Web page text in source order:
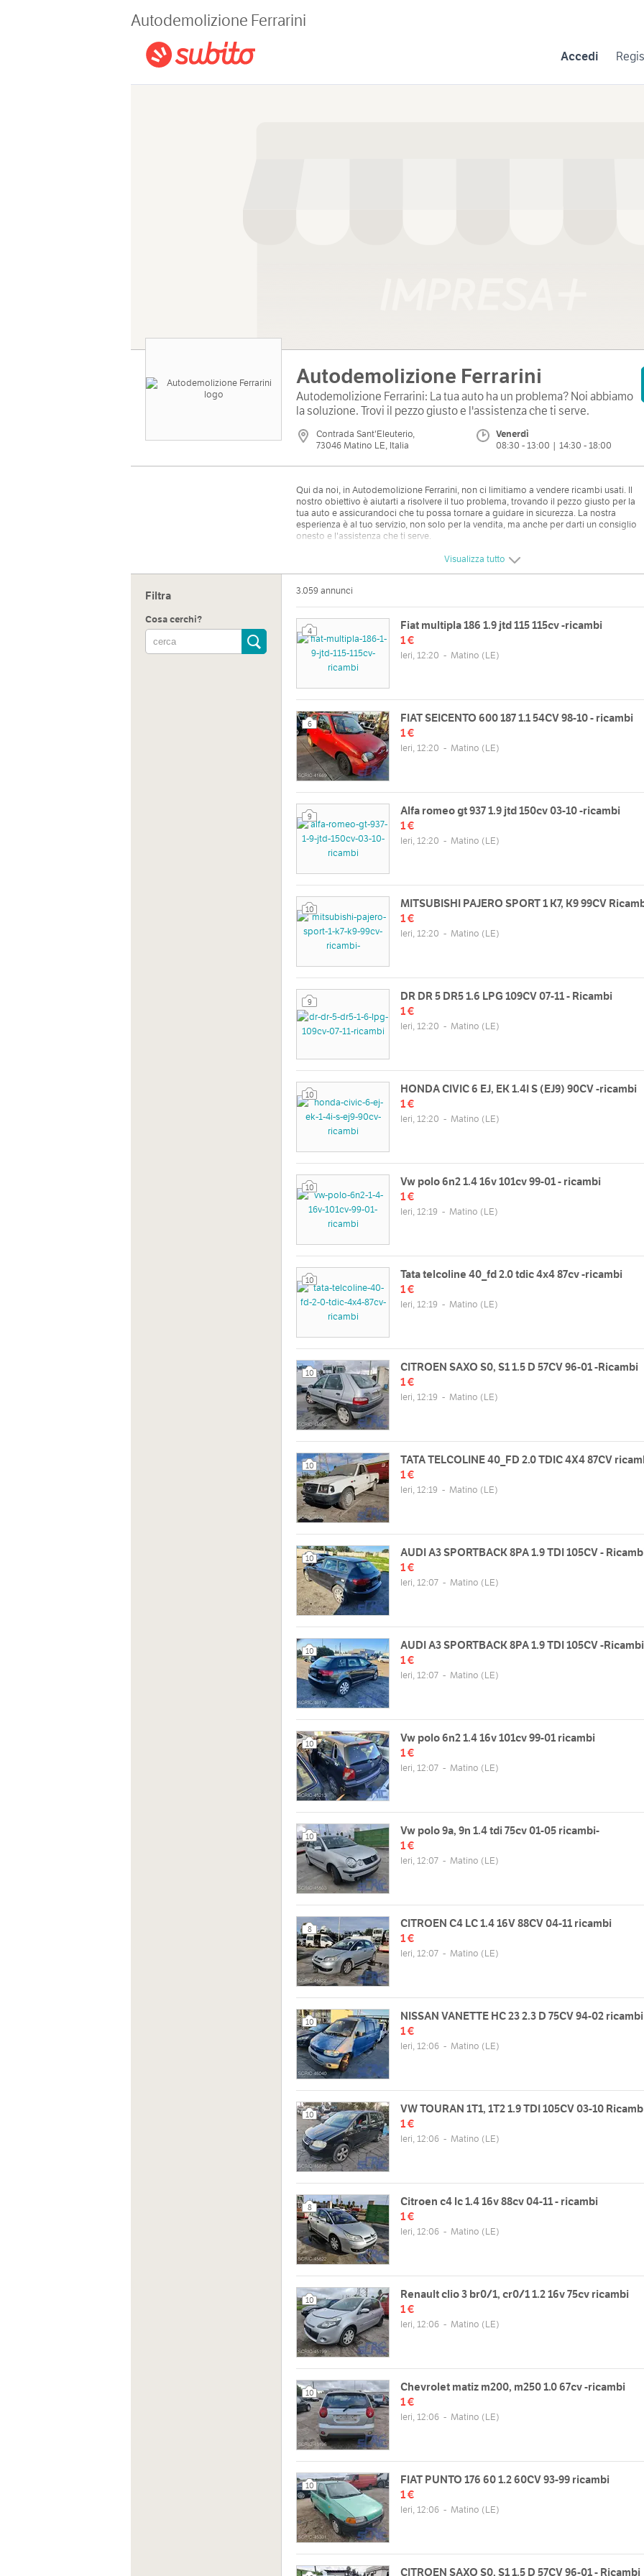
Magazine
Accedi
Autodemolizione Ferrarini
Autodemolizione Ferrarini
Autodemolizione Ferrarini: La tua auto ha un problema? Noi abbiamo
la soluzione. Trovi il pezzo giusto e l'assistenza che ti serve.
Contrada Sant'Eleuterio,
73046 Matino LE, Italia
Venerdì
08:30 - 13:00 | 14:30 - 18:00
Qui da noi, in Autodemolizione Ferrarini, non ci limitiamo a vendere ricambi usati. Il
nostro obiettivo è aiutarti a risolvere il tuo problema, trovando il pezzo giusto per la
tua auto e assicurandoci che tu possa tornare a guidare in sicurezza. La nostra
esperienza è al tuo servizio, non solo per la vendita, ma anche per darti un consiglio
onesto e l'assistenza che ti serve.
In più, scegliendo un ricambio usato, fai un favore anche all'ambiente! Offriamo
Indirizzo
Contrada Sant'Eleuterio, 73046 Matino
LE, Italia
Sito web
https://www.scric.it/
Orari
Lun
Ven
08:30 - 13:00 | 14:30 - 18:00
Sab
Visualizza tutto
Filtra
Cosa cerchi?
3.059 annunci
4
Fiat multipla 186 1.9 jtd 115 115cv -ricambi
1 €
Ieri, 12:20 - Matino (LE)
6
FIAT SEICENTO 600 187 1.1 54CV 98-10 - ricambi
1 €
Ieri, 12:20 - Matino (LE)
9
Alfa romeo gt 937 1.9 jtd 150cv 03-10 -ricambi
1 €
Ieri, 12:20 - Matino (LE)
10
MITSUBISHI PAJERO SPORT 1 K7, K9 99CV
1 €
Ieri, 12:20 - Matino (LE)
9
DR DR 5 DR5 1.6 LPG 109CV 07-11 - Ricambi
1 €
Ieri, 12:20 - Matino (LE)
10
HONDA CIVIC 6 EJ, EK 1.4I S (EJ9) 90CV -ricambi
1 €
Ieri, 12:20 - Matino (LE)
10
Vw polo 6n2 1.4 16v 101cv 99-01 - ricambi
1 €
Ieri, 12:19 - Matino (LE)
10
Tata telcoline 40_fd 2.0 tdic 4x4 87cv -ricambi
1 €
Ieri, 12:19 - Matino (LE)
10
CITROEN SAXO S0, S1 1.5 D 57CV 96-01 -Ricambi
1 €
Ieri, 12:19 - Matino (LE)
10
TATA TELCOLINE 40_FD 2.0 TDIC 4X4 87CV
1 €
Ieri, 12:19 - Matino (LE)
10
AUDI A3 SPORTBACK 8PA 1.9 TDI 105CV -
1 €
Ieri, 12:07 - Matino (LE)
10
AUDI A3 SPORTBACK 8PA 1.9 TDI 105CV -Ricambi
1 €
Ieri, 12:07 - Matino (LE)
10
Vw polo 6n2 1.4 16v 101cv 99-01 ricambi
1 €
Ieri, 12:07 - Matino (LE)
10
Vw polo 9a, 9n 1.4 tdi 75cv 01-05 ricambi-
1 €
Ieri, 12:07 - Matino (LE)
8
CITROEN C4 LC 1.4 16V 88CV 04-11 ricambi
1 €
Ieri, 12:07 - Matino (LE)
10
NISSAN VANETTE HC 23 2.3 D 75CV 94-02 ricambi
1 €
Ieri, 12:06 - Matino (LE)
10
VW TOURAN 1T1, 1T2 1.9 TDI 105CV 03-10
1 €
Ieri, 12:06 - Matino (LE)
8
Citroen c4 lc 1.4 16v 88cv 04-11 - ricambi
1 €
Ieri, 12:06 - Matino (LE)
10
Renault clio 3 br0/1, cr0/1 1.2 16v 75cv ricambi
1 €
Ieri, 12:06 - Matino (LE)
10
Chevrolet matiz m200, m250 1.0 67cv -ricambi
1 €
Ieri, 12:06 - Matino (LE)
10
FIAT PUNTO 176 60 1.2 60CV 93-99 ricambi
1 €
Ieri, 12:06 - Matino (LE)
CITROEN SAXO S0, S1 1.5 D 57CV 96-01 - Ricambi